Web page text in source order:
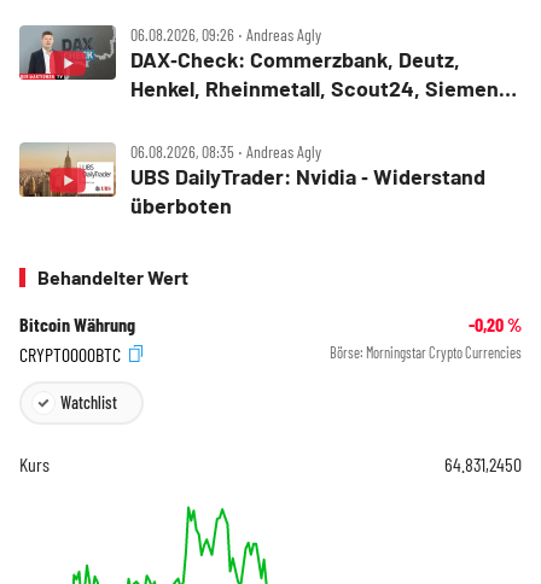
06.08.2026, 09:26 ‧ Andreas Agly
DAX‑Check: Commerzbank, Deutz,
Henkel, Rheinmetall, Scout24, Siemens,
06.08.2026, 08:35 ‧ Andreas Agly
UBS DailyTrader: Nvidia ‑ Widerstand
überboten
Behandelter Wert
Bitcoin Währung -0,20%
CRYPT0000BTC
Börse: Morningstar Crypto Currencies
Watchlist
Kurs 64.831,2450